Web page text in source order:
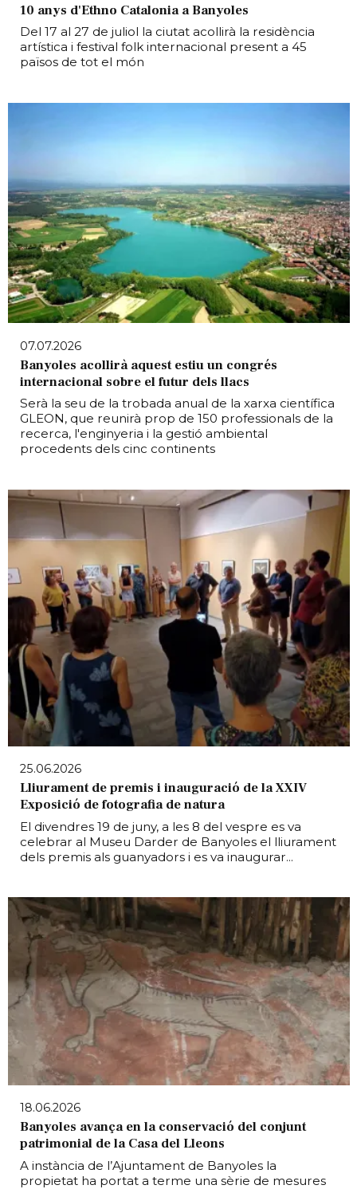
10 anys d'Ethno Catalonia a Banyoles
Del 17 al 27 de juliol la ciutat acollirà la residència
artística i festival folk internacional present a 45
països de tot el món
07.07.2026
Banyoles acollirà aquest estiu un congrés
internacional sobre el futur dels llacs
Serà la seu de la trobada anual de la xarxa científica
GLEON, que reunirà prop de 150 professionals de la
recerca, l'enginyeria i la gestió ambiental
procedents dels cinc continents
25.06.2026
Lliurament de premis i inauguració de la XXIV
Exposició de fotografia de natura
El divendres 19 de juny, a les 8 del vespre es va
celebrar al Museu Darder de Banyoles el lliurament
dels premis als guanyadors i es va inaugurar...
18.06.2026
Banyoles avança en la conservació del conjunt
patrimonial de la Casa del Lleons
A instància de l’Ajuntament de Banyoles la
propietat ha portat a terme una sèrie de mesures